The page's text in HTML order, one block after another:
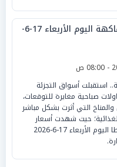
أسعار الخضروات والفاكهة اليوم الأربعاء 17-6-
استقبلت أسواق التجزئة
صباحية مغايرة للتوقعات،
التي أثرت بشكل مباشر
حيث شهدت أسعار
الخضروات والفاكهة هبوطا اليوم الأربعاء 17-6-2026